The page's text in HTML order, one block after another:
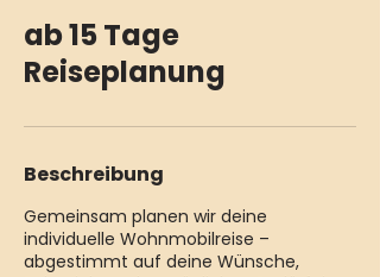
ab 15 Tage
Reiseplanung
Beschreibung
Gemeinsam planen wir deine
individuelle Wohnmobilreise –
abgestimmt auf deine Wünsche,